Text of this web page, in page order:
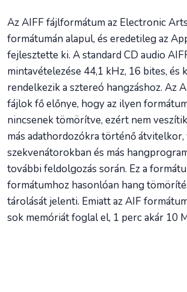
Az AIFF fájlformátum az Electronic
formátumán alapul, és eredetileg az
fejlesztette ki. A standard CD audio
mintavételezése 44,1 kHz, 16 bites, és
rendelkezik a sztereó hangzáshoz. Az
fájlok fő előnye, hogy az ilyen
nincsenek tömörítve, ezért nem
más adathordozókra történő átvitelkor,
szekvenátorokban és más
további feldolgozás során. Ez a
formátumhoz hasonlóan hang
tárolását jelenti. Emiatt az AIF
sok memóriát foglal el, 1 perc akár 10